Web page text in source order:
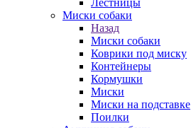
Лестницы
Миски собаки
Назад
Миски собаки
Коврики под миску
Контейнеры
Кормушки
Миски
Миски на подставке
Поилки